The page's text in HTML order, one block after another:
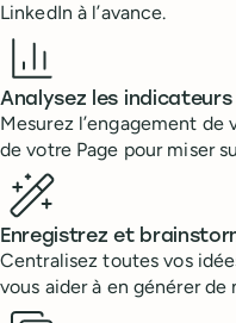
LinkedIn à l’avance.
Analysez les indicateurs
Mesurez l’engagement
de votre Page pour miser
Enregistrez et
Centralisez toutes vos
vous aider à en générer de